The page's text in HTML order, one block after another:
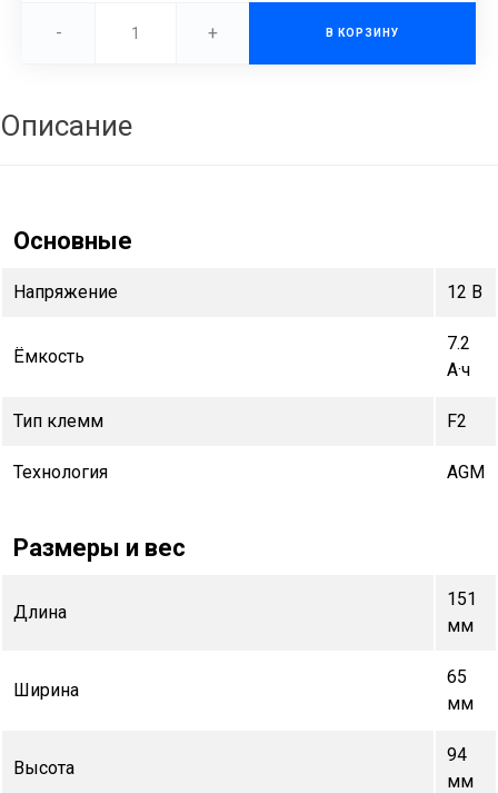
- + В КОРЗИНУ
Описание
Основные
Напряжение 12 В
Ёмкость
7.2
А·ч
Тип клемм F2
Технология AGM
Размеры и вес
Длина
151
мм
Ширина
65
мм
Высота
94
мм